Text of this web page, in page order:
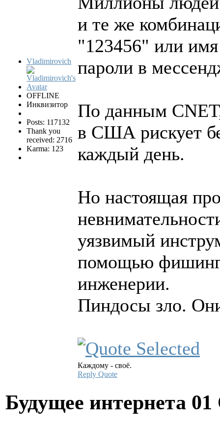
Vladimirovich
OFFLINE
Инквизитор
Posts: 117132
Thank you
received: 2716
Karma: 123
и те же
"123456" или
пароли в
По данным
в США рискует
каждый день.
Но настоящая
уязвимый
помощью
инженерии.
Пиндосы зло.
Каждому - своё.
Reply Quote
Будущее интернета 01